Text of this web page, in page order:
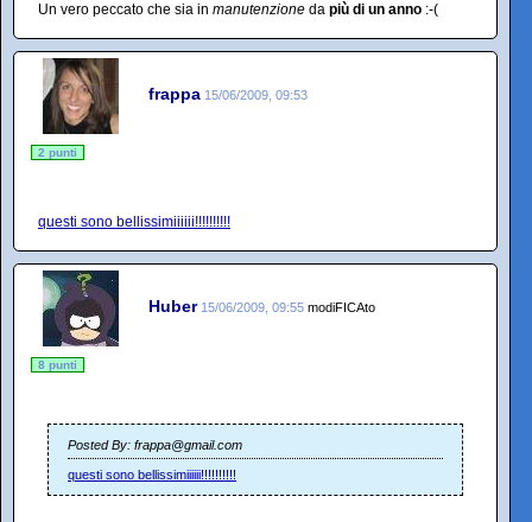
Un vero peccato che sia in manutenzione da più di un anno :-(
frappa 15/06/2009, 09:53
2 punti
questi sono bellissimiiiiii!!!!!!!!!!
Huber 15/06/2009, 09:55 modiFICAto
8 punti
Posted By: frappa@gmail.com
questi sono bellissimiiiiii!!!!!!!!!!